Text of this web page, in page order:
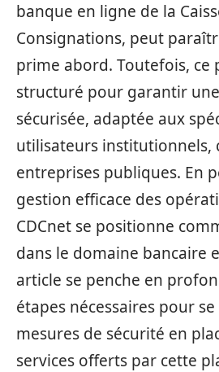
banque en ligne de la
Consignations, peut
prime abord. Toutefois, ce
structuré pour garantir
sécurisée, adaptée aux
utilisateurs institutionnels,
entreprises publiques. En
gestion efficace des
CDCnet se positionne
dans le domaine bancaire
article se penche en
étapes nécessaires pour
mesures de sécurité en
services offerts par cette